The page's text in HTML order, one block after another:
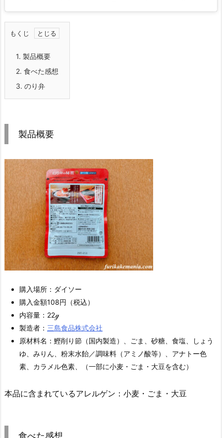
もくじ
1. 製品概要
2. 食べた感想
3. のり弁
製品概要
購入場所：ダイソー
購入金額108円（税込）
内容量：22ℊ
製造者： 三島食品株式会社
原材料名：鰹削り節（国内製造）、ごま、砂糖、食塩、しょう
ゆ、みりん、粉末水飴／調味料（アミノ酸等）、アナトー色
素、カラメル色素、（一部に小麦・ごま・大豆を含む）
本品に含まれているアレルゲン：小麦・ごま・大豆
食べた感想